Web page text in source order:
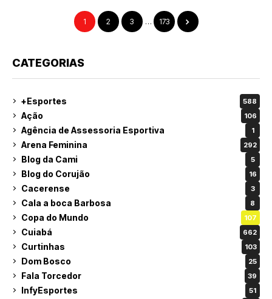
1 2 3 … 173
CATEGORIAS
+Esportes 588
Ação 106
Agência de Assessoria Esportiva 1
Arena Feminina 292
Blog da Cami 5
Blog do Corujão 16
Cacerense 3
Cala a boca Barbosa 8
Copa do Mundo 107
Cuiabá 662
Curtinhas 103
Dom Bosco 25
Fala Torcedor 39
InfyEsportes 51